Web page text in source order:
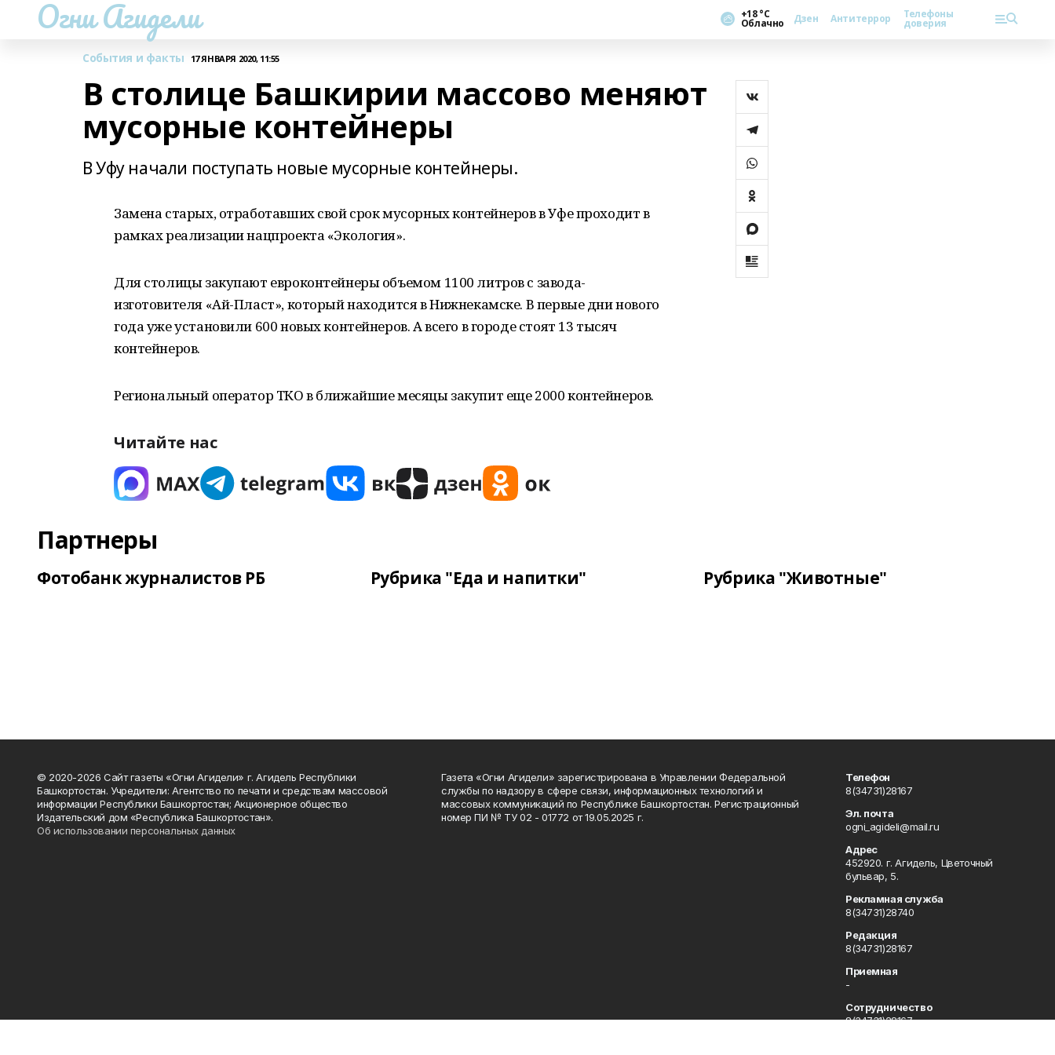
Огни Агидели +18 °С
Облачно Дзен Антитеррор Телефоны
доверия
События и факты 17 ЯНВАРЯ 2020, 11:55
В столице Башкирии массово меняют
мусорные контейнеры
В Уфу начали поступать новые мусорные контейнеры.
Замена старых, отработавших свой срок мусорных контейнеров в Уфе проходит в
рамках реализации нацпроекта «Экология».
Для столицы закупают евроконтейнеры объемом 1100 литров с завода-
изготовителя «Ай-Пласт», который находится в Нижнекамске. В первые дни нового
года уже установили 600 новых контейнеров. А всего в городе стоят 13 тысяч
контейнеров.
Региональный оператор ТКО в ближайшие месяцы закупит еще 2000 контейнеров.
Читайте нас
Партнеры
Фотобанк журналистов РБ Рубрика "Еда и напитки" Рубрика "Животные"
© 2020-2026 Сайт газеты «Огни Агидели» г. Агидель Республики
Башкортостан. Учредители: Агентство по печати и средствам массовой
информации Республики Башкортостан; Акционерное общество
Издательский дом «Республика Башкортостан».
Об использовании персональных данных
Газета «Огни Агидели» зарегистрирована в Управлении Федеральной
службы по надзору в сфере связи, информационных технологий и
массовых коммуникаций по Республике Башкортостан. Регистрационный
номер ПИ № ТУ 02 - 01772 от 19.05.2025 г.
Телефон
8(34731)28167
Эл. почта
ogni_agideli@mail.ru
Адрес
452920. г. Агидель, Цветочный
бульвар, 5.
Рекламная служба
8(34731)28740
Редакция
8(34731)28167
Приемная
-
Сотрудничество
8(34731)28167